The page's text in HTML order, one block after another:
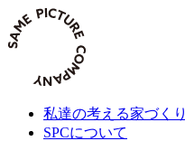
Skip
to
content
私達の考える家づくり
SPCについて